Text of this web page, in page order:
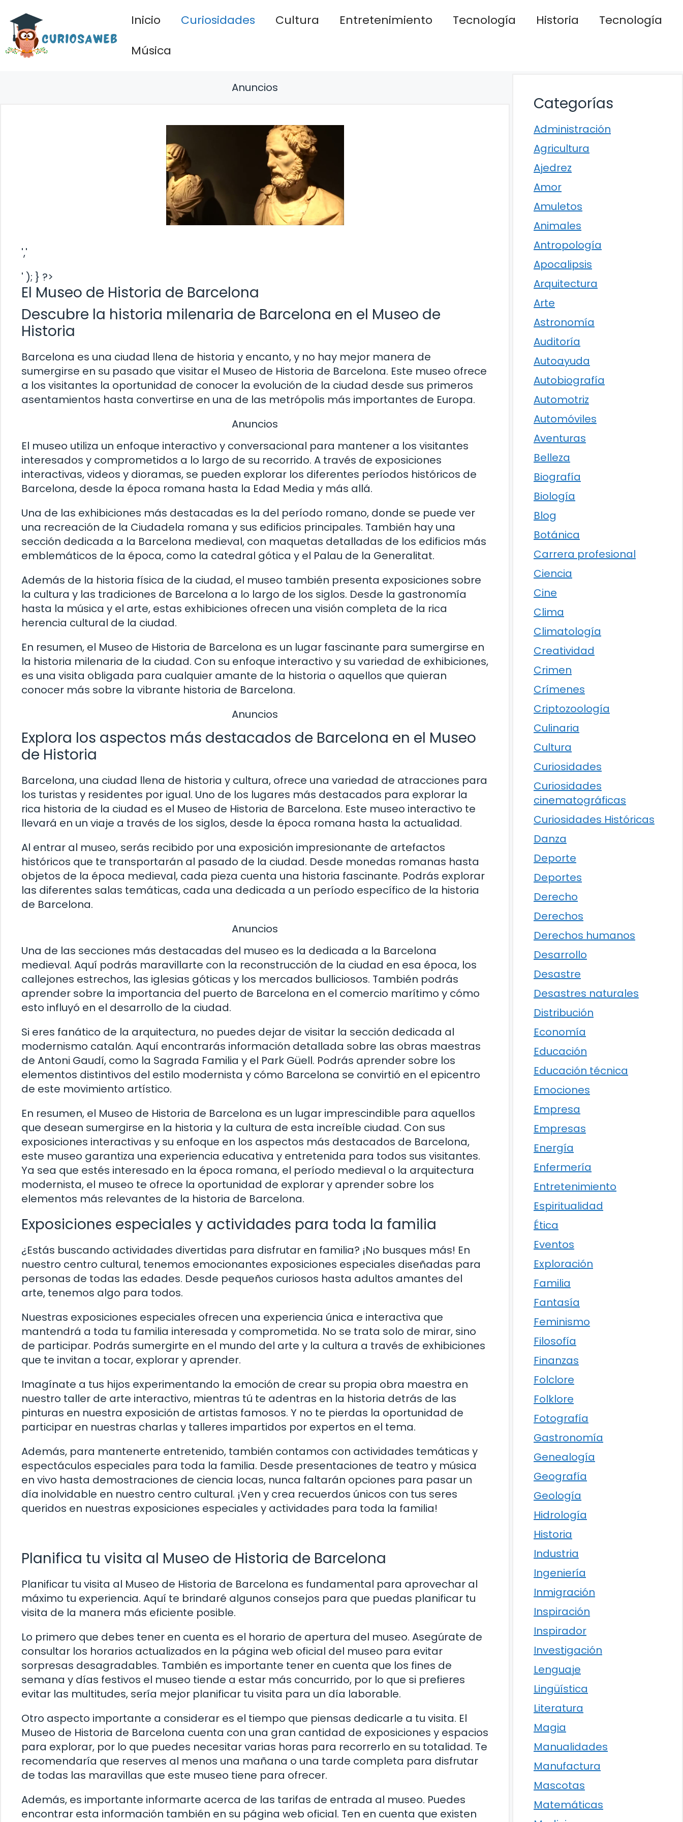
contenido
Inicio Curiosidades Cultura Entretenimiento Tecnología Historia
Tecnología
Música
Anuncios
','
' ); } ?>
El Museo de Historia de Barcelona
Descubre la historia milenaria de Barcelona en el Museo de
Historia
Barcelona es una ciudad llena de historia y encanto, y no hay mejor manera de
sumergirse en su pasado que visitar el Museo de Historia de Barcelona. Este museo ofrece
a los visitantes la oportunidad de conocer la evolución de la ciudad desde sus primeros
asentamientos hasta convertirse en una de las metrópolis más importantes de Europa.
Anuncios
El museo utiliza un enfoque interactivo y conversacional para mantener a los visitantes
interesados y comprometidos a lo largo de su recorrido. A través de exposiciones
interactivas, videos y dioramas, se pueden explorar los diferentes períodos históricos de
Barcelona, desde la época romana hasta la Edad Media y más allá.
Una de las exhibiciones más destacadas es la del período romano, donde se puede ver
una recreación de la Ciudadela romana y sus edificios principales. También hay una
sección dedicada a la Barcelona medieval, con maquetas detalladas de los edificios más
emblemáticos de la época, como la catedral gótica y el Palau de la Generalitat.
Además de la historia física de la ciudad, el museo también presenta exposiciones sobre
la cultura y las tradiciones de Barcelona a lo largo de los siglos. Desde la gastronomía
hasta la música y el arte, estas exhibiciones ofrecen una visión completa de la rica
herencia cultural de la ciudad.
En resumen, el Museo de Historia de Barcelona es un lugar fascinante para sumergirse en
la historia milenaria de la ciudad. Con su enfoque interactivo y su variedad de exhibiciones,
es una visita obligada para cualquier amante de la historia o aquellos que quieran
conocer más sobre la vibrante historia de Barcelona.
Anuncios
Explora los aspectos más destacados de Barcelona en el Museo
de Historia
Barcelona, una ciudad llena de historia y cultura, ofrece una variedad de atracciones para
los turistas y residentes por igual. Uno de los lugares más destacados para explorar la
rica historia de la ciudad es el Museo de Historia de Barcelona. Este museo interactivo te
llevará en un viaje a través de los siglos, desde la época romana hasta la actualidad.
Al entrar al museo, serás recibido por una exposición impresionante de artefactos
históricos que te transportarán al pasado de la ciudad. Desde monedas romanas hasta
objetos de la época medieval, cada pieza cuenta una historia fascinante. Podrás explorar
las diferentes salas temáticas, cada una dedicada a un período específico de la historia
de Barcelona.
Anuncios
Una de las secciones más destacadas del museo es la dedicada a la Barcelona
medieval. Aquí podrás maravillarte con la reconstrucción de la ciudad en esa época, los
callejones estrechos, las iglesias góticas y los mercados bulliciosos. También podrás
aprender sobre la importancia del puerto de Barcelona en el comercio marítimo y cómo
esto influyó en el desarrollo de la ciudad.
Si eres fanático de la arquitectura, no puedes dejar de visitar la sección dedicada al
modernismo catalán. Aquí encontrarás información detallada sobre las obras maestras
de Antoni Gaudí, como la Sagrada Familia y el Park Güell. Podrás aprender sobre los
elementos distintivos del estilo modernista y cómo Barcelona se convirtió en el epicentro
de este movimiento artístico.
En resumen, el Museo de Historia de Barcelona es un lugar imprescindible para aquellos
que desean sumergirse en la historia y la cultura de esta increíble ciudad. Con sus
exposiciones interactivas y su enfoque en los aspectos más destacados de Barcelona,
este museo garantiza una experiencia educativa y entretenida para todos sus visitantes.
Ya sea que estés interesado en la época romana, el período medieval o la arquitectura
modernista, el museo te ofrece la oportunidad de explorar y aprender sobre los
elementos más relevantes de la historia de Barcelona.
Exposiciones especiales y actividades para toda la familia
¿Estás buscando actividades divertidas para disfrutar en familia? ¡No busques más! En
nuestro centro cultural, tenemos emocionantes exposiciones especiales diseñadas para
personas de todas las edades. Desde pequeños curiosos hasta adultos amantes del
arte, tenemos algo para todos.
Nuestras exposiciones especiales ofrecen una experiencia única e interactiva que
mantendrá a toda tu familia interesada y comprometida. No se trata solo de mirar, sino
de participar. Podrás sumergirte en el mundo del arte y la cultura a través de exhibiciones
que te invitan a tocar, explorar y aprender.
Imagínate a tus hijos experimentando la emoción de crear su propia obra maestra en
nuestro taller de arte interactivo, mientras tú te adentras en la historia detrás de las
pinturas en nuestra exposición de artistas famosos. Y no te pierdas la oportunidad de
participar en nuestras charlas y talleres impartidos por expertos en el tema.
Además, para mantenerte entretenido, también contamos con actividades temáticas y
espectáculos especiales para toda la familia. Desde presentaciones de teatro y música
en vivo hasta demostraciones de ciencia locas, nunca faltarán opciones para pasar un
día inolvidable en nuestro centro cultural. ¡Ven y crea recuerdos únicos con tus seres
queridos en nuestras exposiciones especiales y actividades para toda la familia!
Planifica tu visita al Museo de Historia de Barcelona
Planificar tu visita al Museo de Historia de Barcelona es fundamental para aprovechar al
máximo tu experiencia. Aquí te brindaré algunos consejos para que puedas planificar tu
visita de la manera más eficiente posible.
Lo primero que debes tener en cuenta es el horario de apertura del museo. Asegúrate de
consultar los horarios actualizados en la página web oficial del museo para evitar
sorpresas desagradables. También es importante tener en cuenta que los fines de
semana y días festivos el museo tiende a estar más concurrido, por lo que si prefieres
evitar las multitudes, sería mejor planificar tu visita para un día laborable.
Otro aspecto importante a considerar es el tiempo que piensas dedicarle a tu visita. El
Museo de Historia de Barcelona cuenta con una gran cantidad de exposiciones y espacios
para explorar, por lo que puedes necesitar varias horas para recorrerlo en su totalidad. Te
recomendaría que reserves al menos una mañana o una tarde completa para disfrutar
de todas las maravillas que este museo tiene para ofrecer.
Además, es importante informarte acerca de las tarifas de entrada al museo. Puedes
encontrar esta información también en su página web oficial. Ten en cuenta que existen
Categorías
Administración
Agricultura
Ajedrez
Amor
Amuletos
Animales
Antropología
Apocalipsis
Arquitectura
Arte
Astronomía
Auditoría
Autoayuda
Autobiografía
Automotriz
Automóviles
Aventuras
Belleza
Biografía
Biología
Blog
Botánica
Carrera profesional
Ciencia
Cine
Clima
Climatología
Creatividad
Crimen
Crímenes
Criptozoología
Culinaria
Cultura
Curiosidades
Curiosidades
cinematográficas
Curiosidades Históricas
Danza
Deporte
Deportes
Derecho
Derechos
Derechos humanos
Desarrollo
Desastre
Desastres naturales
Distribución
Economía
Educación
Educación técnica
Emociones
Empresa
Empresas
Energía
Enfermería
Entretenimiento
Espiritualidad
Ética
Eventos
Exploración
Familia
Fantasía
Feminismo
Filosofía
Finanzas
Folclore
Folklore
Fotografía
Gastronomía
Genealogía
Geografía
Geología
Hidrología
Historia
Industria
Ingeniería
Inmigración
Inspiración
Inspirador
Investigación
Lenguaje
Lingüística
Literatura
Magia
Manualidades
Manufactura
Mascotas
Matemáticas